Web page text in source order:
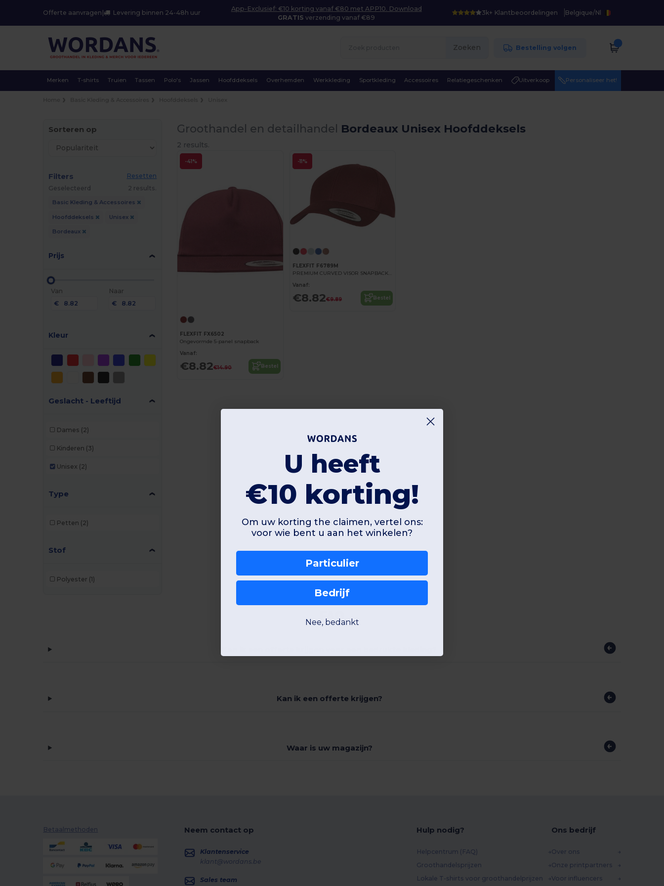
Offerte aanvragen Levering binnen 24-48h uur
App-Exclusief: €10 korting vanaf €80 met APP10. Download
GRATIS verzending vanaf €89
3k+ Klantbeoordelingen Belgique/Nl
Zoeken Bestelling volgen
Merken T-shirts Truien Tassen Polo's Jassen Hoofddeksels Overhemden Werkkleding Sportkleding Accessoires Relatiegeschenken Uitverkoop Personaliseer het!
Sorteren op
Filters
Resetten
Geselecteerd
2 results.
Basic Kleding & Accessoires
Hoofddeksels Unisex
Bordeaux
Prijs
Van
€
Naar
€
Kleur
Geslacht - Leeftijd
Dames (2)
Kinderen (3)
Unisex (2)
Type
Petten (2)
Stof
Polyester (1)
Groothandel en detailhandel Bordeaux Unisex Hoofddeksels
2 results.
-41%
FLEXFIT FX6502
Ongevormde 5-panel snapback
Vanaf:
€8.82€14.90 Bestel
-11%
FLEXFIT F6789M
PREMIUM CURVED VISOR SNAPBACK CAP
Vanaf:
€8.82€9.89 Bestel
FAQ
Kan ik een offerte krijgen?
Waar is uw magazijn?
Betaalmethoden Neem contact op
Klantenservice
klant@wordans.be
Sales team
Hulp nodig?
Helpcentrum (FAQ)
Groothandelsprijzen
Lokale T-shirts voor groothandelprijzen
Ons bedrijf
Over ons
Onze printpartners
Voor influencers
U heeft
€10 korting!
Om uw korting the claimen, vertel ons:
voor wie bent u aan het winkelen?
Particulier
Bedrijf
Nee, bedankt